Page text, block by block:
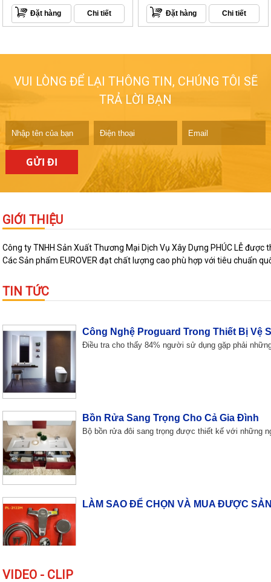
Đặt hàng Chi tiết Đặt hàng Chi tiết
VUI LÒNG ĐỂ LẠI THÔNG TIN, CHÚNG TÔI SẼ
TRẢ LỜI BẠN
GỬI ĐI
GIỚI THIỆU
Công ty TNHH Sản Xuất Thương Mại Dịch Vụ Xây Dựng PHÚC LỄ
Các Sản phẩm EUROVER đạt chất lượng cao phù hợp với tiêu chuẩn
TIN TỨC
Độc đáo lối kiến trúc “nhà trong nhà”
10 công trình nổi bật nhất Việt Nam
Tòa nhà Quốc hội, Keangnam, Lotte, Bitexco
Ấm Áp Hơn Khi Tắm Với Vòi Sen Đổi
Bạn sẽ cảm thấy ấm áp và thú vị hơn khi tắm trong
Điều tra cho thấy 84% người sử dụng gặp phải
Bộ bồn rửa đôi sang trọng được thiết kế với những
VIDEO - CLIP